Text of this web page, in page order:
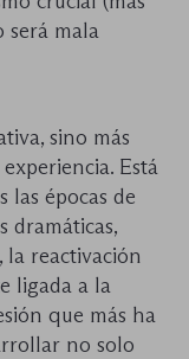
será mala
sino más
Está
las épocas de
dramáticas,
la reactivación
ligada a la
que más ha
no solo